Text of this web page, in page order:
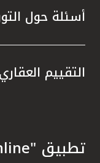
أسئلة حول
التقييم العقاري
تطبيق "KFHOnline" للهواتف الذكية